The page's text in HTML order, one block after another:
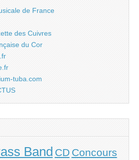
de France
des Cuivres
du Cor
tuba.com
Band CD Concours